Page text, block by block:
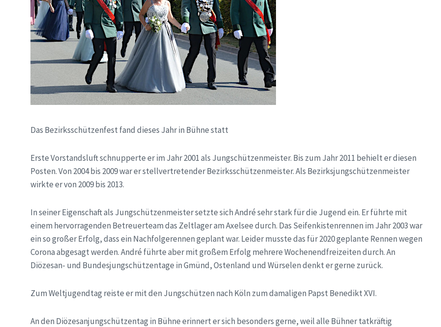
Das Bezirksschützenfest fand dieses Jahr in Bühne statt
Erste Vorstandsluft schnupperte er im Jahr 2001 als Jungschützenmeister. Bis zum Jahr 2011 behielt er diesen
Posten. Von 2004 bis 2009 war er stellvertretender Bezirksschützenmeister. Als Bezirksjungschützenmeister
wirkte er von 2009 bis 2013.
In seiner Eigenschaft als Jungschützenmeister setzte sich André sehr stark für die Jugend ein. Er führte mit
einem hervorragenden Betreuerteam das Zeltlager am Axelsee durch. Das Seifenkistenrennen im Jahr 2003 war
ein so großer Erfolg, dass ein Nachfolgerennen geplant war. Leider musste das für 2020 geplante Rennen wegen
Corona abgesagt werden. André führte aber mit großem Erfolg mehrere Wochenendfreizeiten durch. An
Diözesan- und Bundesjungschützentage in Gmünd, Ostenland und Würselen denkt er gerne zurück.
Zum Weltjugendtag reiste er mit den Jungschützen nach Köln zum damaligen Papst Benedikt XVI.
An den Diözesanjungschützentag in Bühne erinnert er sich besonders gerne, weil alle Bühner tatkräftig